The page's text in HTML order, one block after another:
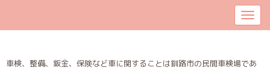
車検、整備、鈑金、保険など車に関することは釧路市の民間車検場であ